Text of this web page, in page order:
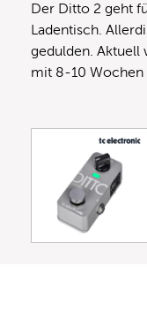
Der Ditto 2 geht
Ladentisch.
gedulden. Aktuell
mit 8-10 Wochen